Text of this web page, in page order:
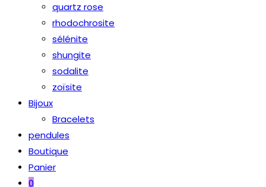
quartz rose
rhodochrosite
sélénite
shungite
sodalite
zoïsite
Bijoux
Bracelets
pendules
Boutique
Panier
0